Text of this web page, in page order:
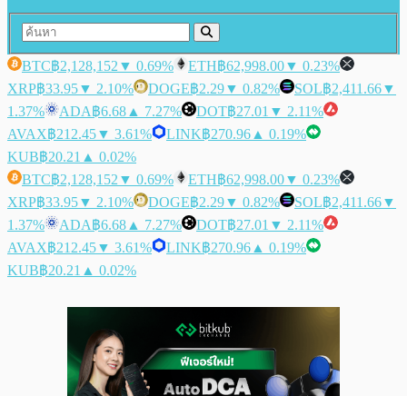
BTC฿2,128,152 ▼ 0.69% ETH฿62,998.00▼ 0.23%
XRP฿33.95▼ 2.10% DOGE฿2.29▼ 0.82% SOL฿2,411.66▼
1.37%
ADA฿6.68 ▲ 7.27% DOT฿27.01 ▼ 2.11%
AVAX฿212.45▼ 3.61% LINK฿270.96 ▲ 0.19%
KUB฿20.21 ▲ 0.02%
BTC฿2,128,152 ▼ 0.69% ETH฿62,998.00▼ 0.23%
XRP฿33.95▼ 2.10% DOGE฿2.29▼ 0.82% SOL฿2,411.66▼
1.37%
ADA฿6.68 ▲ 7.27% DOT฿27.01 ▼ 2.11%
AVAX฿212.45▼ 3.61% LINK฿270.96 ▲ 0.19%
KUB฿20.21 ▲ 0.02%